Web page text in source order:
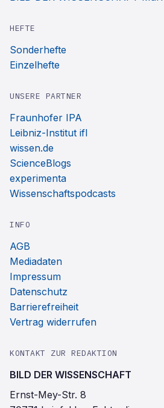
HEFTE
Sonderhefte
Einzelhefte
UNSERE PARTNER
Fraunhofer IPA
Leibniz-Institut ifl
wissen.de
ScienceBlogs
experimenta
Wissenschaftspodcasts
INFO
AGB
Mediadaten
Impressum
Datenschutz
Barrierefreiheit
Vertrag widerrufen
KONTAKT ZUR REDAKTION
BILD DER WISSENSCHAFT
Ernst-Mey-Str. 8